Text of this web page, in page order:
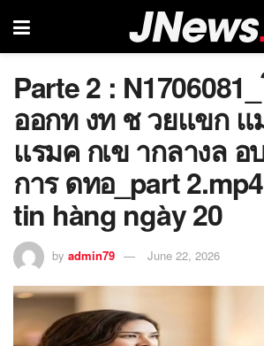
Parte 2 :
ออกท งท ช วยแขก แ
แรมค กเข ากลางล
การ ดทอ_part
tin hàng ngày 20
by admin79 June 22, 2026